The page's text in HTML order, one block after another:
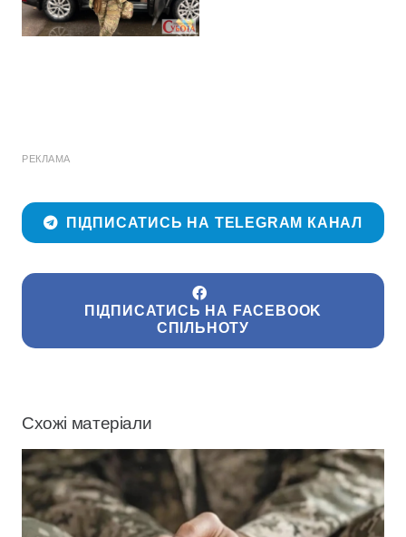
РЕКЛАМА
ПІДПИСАТИСЬ НА TELEGRAM КАНАЛ
ПІДПИСАТИСЬ НА FACEBOOK
СПІЛЬНОТУ
Схожі матеріали